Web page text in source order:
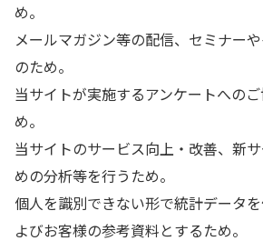
め。
メールマガジン等の配信、セミナー
のため。
当サイトが実施するアンケートへの
め。
当サイトのサービス向上・改善、新
めの分析等を行うため。
個人を識別できない形で統計データ
よびお客様の参考資料とするため。